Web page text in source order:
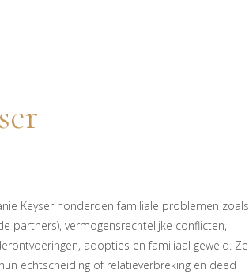
Keyser honderden familiale problemen zoals
partners), vermogensrechtelijke conflicten,
adopties en familiaal geweld. Ze
echtscheiding of relatieverbreking en deed